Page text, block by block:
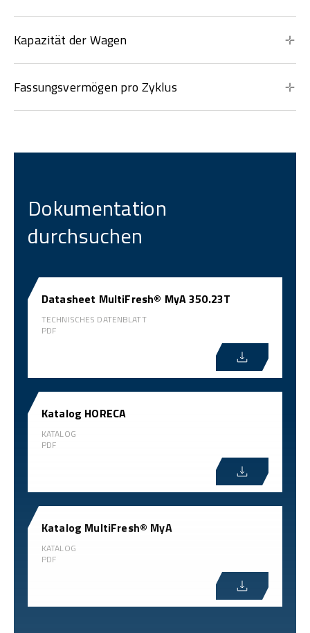
Kapazität der Wagen
Fassungsvermögen pro Zyklus
Dokumentation
durchsuchen
Datasheet MultiFresh® MyA 350.23T
TECHNISCHES DATENBLATT
PDF
Katalog HORECA
KATALOG
PDF
Katalog MultiFresh® MyA
KATALOG
PDF